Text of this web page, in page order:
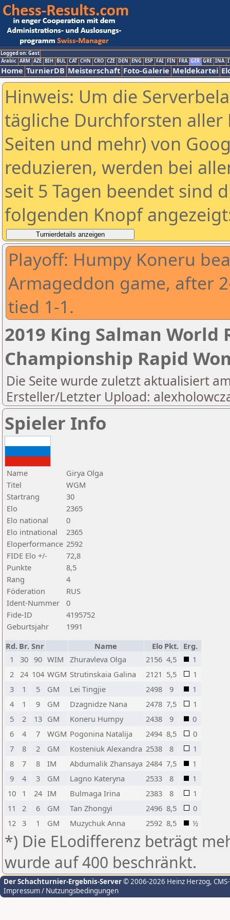
Logged on: Gast
Arabic ARM AZE BIH BUL CAT CHN CRO CZE DEN ENG ESP FAI FIN FRA GER GRE INA
Home TurnierDB Meisterschaft Foto-Galerie Meldekartei
Hinweis: Um die
tägliche Durchforsten aller
Seiten und mehr) von
reduzieren, werden bei
seit 5 Tagen beendet sind
folgenden Knopf
Playoff: Humpy Koneru
Armageddon game, after
tied 1-1.
2019 King Salman World
Championship Rapid
Die Seite wurde zuletzt aktualisiert
Ersteller/Letzter Upload:
Spieler Info
Name
Girya Olga
Titel
WGM
Startrang
30
Elo
2365
Elo national
0
Elo intnational
2365
Eloperformance 2592
FIDE Elo +/-
72,8
Punkte
8,5
Rang
4
Föderation
RUS
Ident-Nummer
0
Fide-ID
4195752
Geburtsjahr
1991
Rd. Br. Snr Name Elo Pkt. Erg.
1
30 90 WIM Zhuravleva Olga 2156 4,5
1
2
24 104 WGM Strutinskaia Galina 2121 5,5
1
3
1 5 GM Lei Tingjie 2498 9
1
4
1 9 GM Dzagnidze Nana 2478 7,5
1
5
2 13 GM Koneru Humpy 2438 9
0
6
4 7 WGM Pogonina Natalija 2494 8,5
0
7
8 2 GM Kosteniuk Alexandra 2538 8
1
8
7 8 IM Abdumalik Zhansaya 2484 7,5
1
9
4 3 GM Lagno Kateryna 2533 8
1
10
1 24 IM Bulmaga Irina 2383 8
1
11
2 6 GM Tan Zhongyi 2496 8,5
0
12
3 1 GM Muzychuk Anna 2592 8,5 ½
*) Die ELodifferenz beträgt
wurde auf 400 beschränkt.
Der Schachturnier-Ergebnis-Server© 2006-2026 Heinz Herzog,
Impressum / Nutzungsbedingungen